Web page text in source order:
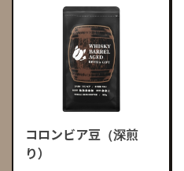
コロンビア豆（深煎
り）